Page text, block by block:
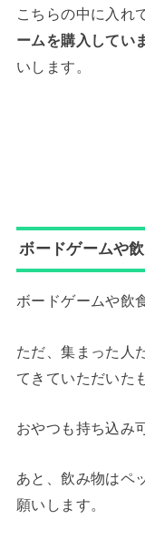
こちらの中に入れ
ームを購入してい
いします。
ボードゲームや
ボードゲームや飲
ただ、集まった人
てきていただいた
おやつも持ち込み
あと、飲み物はペ
願いします。